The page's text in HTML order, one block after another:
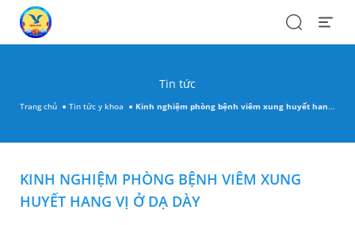
SearchOpen
Tin tức
Trang chủ Tin tức y khoa Kinh nghiệm phòng bệnh viêm xung huyết hang vị ở dạ dày
KINH NGHIỆM PHÒNG BỆNH VIÊM XUNG
HUYẾT HANG VỊ Ở DẠ DÀY